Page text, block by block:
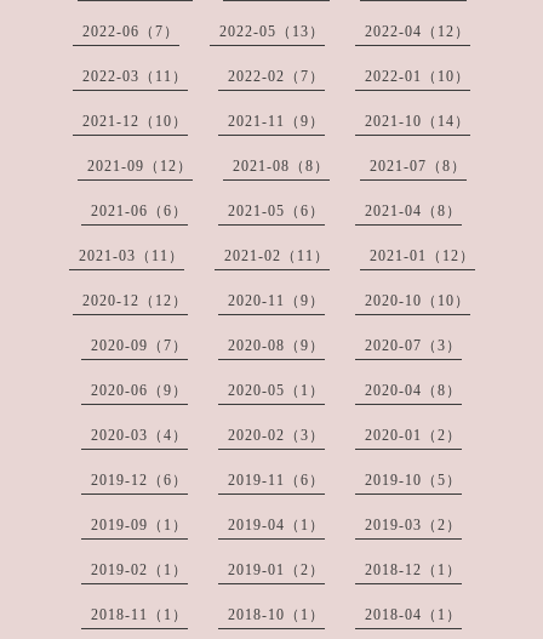
2022-06（7） 2022-05（13） 2022-04（12）
2022-03（11） 2022-02（7） 2022-01（10）
2021-12（10） 2021-11（9） 2021-10（14）
2021-09（12） 2021-08（8） 2021-07（8）
2021-06（6） 2021-05（6） 2021-04（8）
2021-03（11） 2021-02（11） 2021-01（12）
2020-12（12） 2020-11（9） 2020-10（10）
2020-09（7） 2020-08（9） 2020-07（3）
2020-06（9） 2020-05（1） 2020-04（8）
2020-03（4） 2020-02（3） 2020-01（2）
2019-12（6） 2019-11（6） 2019-10（5）
2019-09（1） 2019-04（1） 2019-03（2）
2019-02（1） 2019-01（2） 2018-12（1）
2018-11（1） 2018-10（1） 2018-04（1）